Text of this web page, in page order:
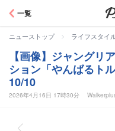
一覧
ニューストップ > ライフスタイ
【画像】ジャングリ
ション「やんばるト
10/10
2026年4月16日 17時30分